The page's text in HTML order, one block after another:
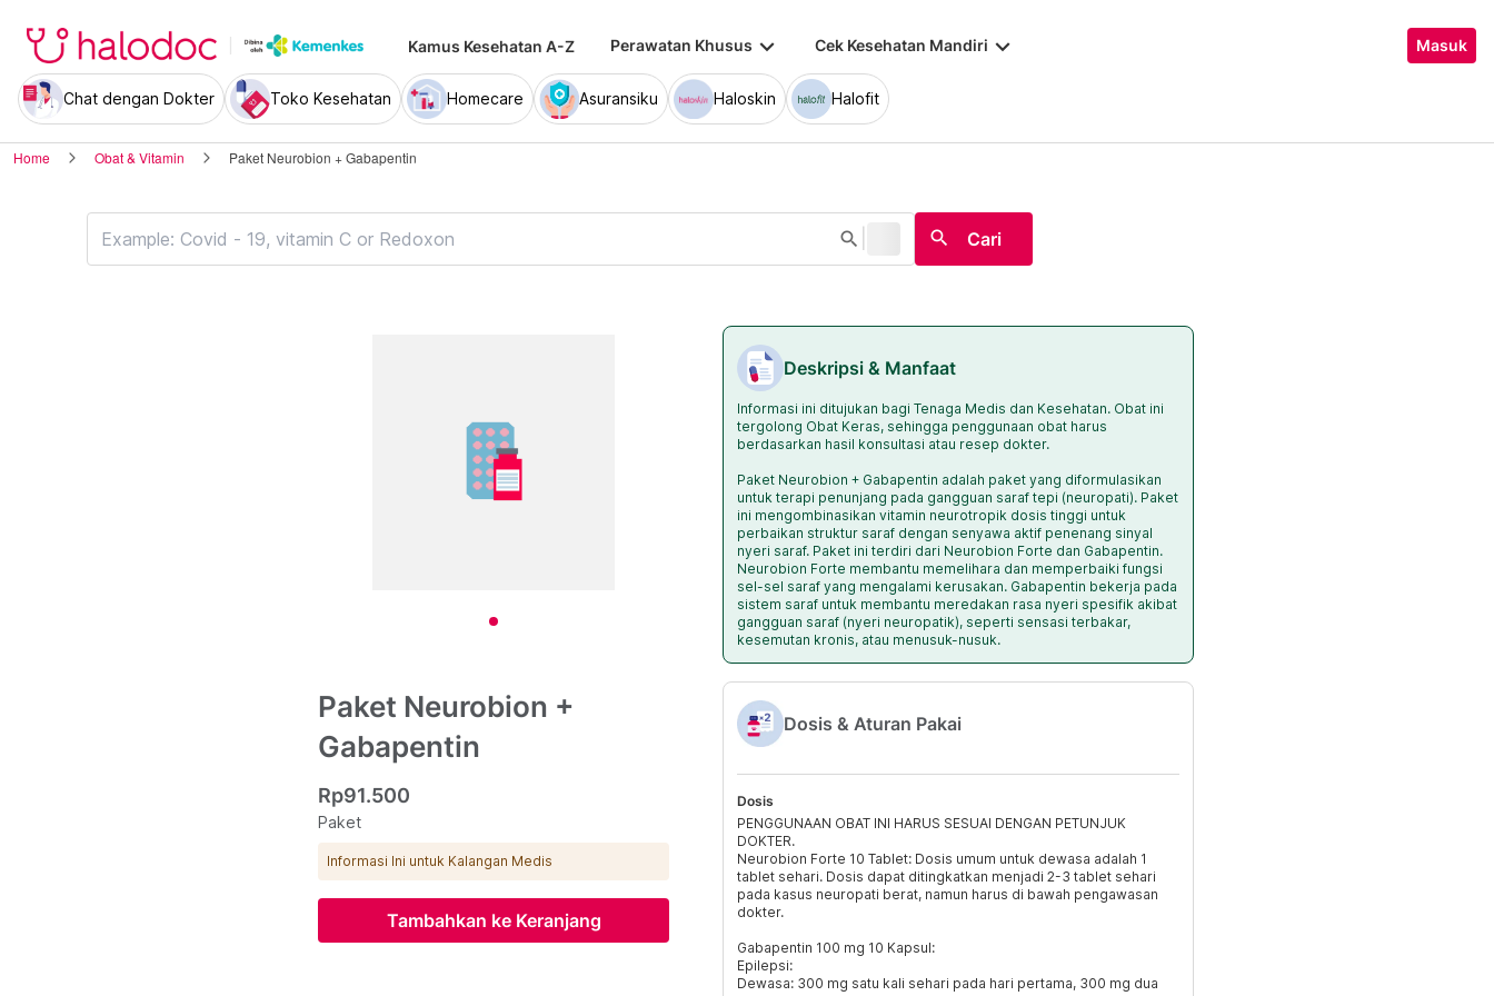
Kamus Kesehatan A-Z Perawatan Khusus keyboard_arrow_down Cek Kesehatan Mandiri keyboard_arrow_down Masuk
Chat dengan Dokter Toko Kesehatan Homecare Asuransiku Haloskin Halofit
Home Obat & Vitamin Paket Neurobion + Gabapentin
search search Cari
Paket Neurobion +
Gabapentin
Rp91.500
Paket
Informasi Ini untuk Kalangan Medis
Tambahkan ke Keranjang
Deskripsi & Manfaat
Informasi ini ditujukan bagi Tenaga Medis dan Kesehatan. Obat ini
tergolong Obat Keras, sehingga penggunaan obat harus
berdasarkan hasil konsultasi atau resep dokter.
Paket Neurobion + Gabapentin adalah paket yang diformulasikan
untuk terapi penunjang pada gangguan saraf tepi (neuropati). Paket
ini mengombinasikan vitamin neurotropik dosis tinggi untuk
perbaikan struktur saraf dengan senyawa aktif penenang sinyal
nyeri saraf. Paket ini terdiri dari Neurobion Forte dan Gabapentin.
Neurobion Forte membantu memelihara dan memperbaiki fungsi
sel-sel saraf yang mengalami kerusakan. Gabapentin bekerja pada
sistem saraf untuk membantu meredakan rasa nyeri spesifik akibat
gangguan saraf (nyeri neuropatik), seperti sensasi terbakar,
kesemutan kronis, atau menusuk-nusuk.
Dosis & Aturan Pakai
Dosis
PENGGUNAAN OBAT INI HARUS SESUAI DENGAN PETUNJUK
DOKTER.
Neurobion Forte 10 Tablet: Dosis umum untuk dewasa adalah 1
tablet sehari. Dosis dapat ditingkatkan menjadi 2-3 tablet sehari
pada kasus neuropati berat, namun harus di bawah pengawasan
dokter.
Gabapentin 100 mg 10 Kapsul:
Epilepsi:
Dewasa: 300 mg satu kali sehari pada hari pertama, 300 mg dua